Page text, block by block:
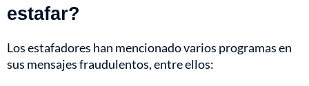
estafar?
Los estafadores han mencionado varios programas en
sus mensajes fraudulentos, entre ellos: